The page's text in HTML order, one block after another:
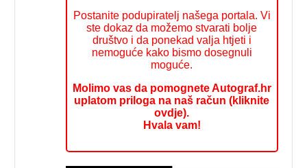
Postanite podupiratelj našega portala. Vi
ste dokaz da možemo stvarati bolje
društvo i da ponekad valja htjeti i
nemoguće kako bismo dosegnuli
moguće.
Molimo vas da pomognete Autograf.hr
uplatom priloga na naš račun (kliknite
ovdje).
Hvala vam!